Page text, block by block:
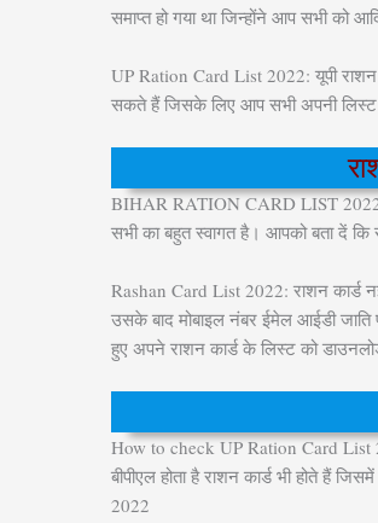
समाप्त हो गया था जिन्होंने आप सभी को
UP Ration Card List 2022: यूपी
सकते हैं जिसके लिए आप सभी अपनी
BIHAR RATION CARD LIST 2022 |
सभी का बहुत स्वागत है। आपको बता दें कि
Rashan Card List 2022: राशन कार्ड
उसके बाद मोबाइल नंबर ईमेल आईडी जाति
हुए अपने राशन कार्ड के लिस्ट को
How to check UP Ration Card List
बीपीएल होता है राशन कार्ड भी होते हैं
2022